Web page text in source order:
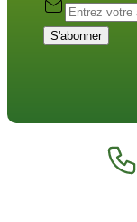
S'abonner